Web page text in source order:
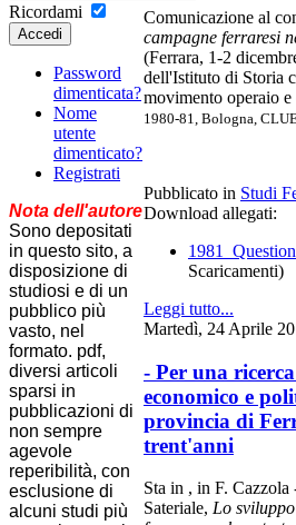
Comunicazione al
campagne ferraresi
(Ferrara, 1-2
dell'Istituto di Storia
movimento operaio
1980-81, Bologna,
Pubblicato in Studi
Download allegati:
Scaricamenti)
Leggi tutto...
Martedì, 24 Aprile
- Per una
economico e
provincia di
trent'anni
Sta in , in F.
Sateriale, Lo
Ricordami
Accedi
Password
dimenticata?
Nome
utente
dimenticato?
Registrati
Nota dell'autore
Sono depositati
in questo sito, a
disposizione di
studiosi e di un
pubblico più
vasto, nel
formato. pdf,
diversi articoli
sparsi in
pubblicazioni di
non sempre
agevole
reperibilità, con
esclusione di
alcuni studi più